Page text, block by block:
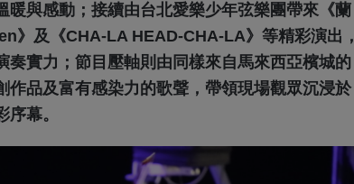
與感動；接續由台北愛樂少年弦樂團帶來《蘭
》及《CHA-LA HEAD-CHA-LA》等精彩演出，
實力；節目壓軸則由同樣來自馬來西亞檳城的
品及富有感染力的歌聲，帶領現場觀眾沉浸於
幕。